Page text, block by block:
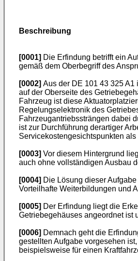
Beschreibung
[0001] Die Erfindung betrifft ein
gemäß dem Oberbegriff des
[0002] Aus der DE 101 43 325
auf der Oberseite des
Fahrzeug ist diese
Regelungselektronik des
Fahrzeugantriebssträngen dabei
ist zur Durchführung derartiger
Servicekostengesichtspunkten
[0003] Vor diesem Hintergrund
auch ohne vollständigen Ausbau
[0004] Die Lösung dieser
Vorteilhafte Weiterbildungen und
[0005] Der Erfindung liegt die
Getriebegehäuses angeordnet ist
[0006] Demnach geht die
gestellten Aufgabe vorgesehen
beispielsweise für einen